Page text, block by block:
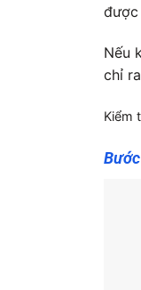
được
Nếu
chỉ
Kiểm